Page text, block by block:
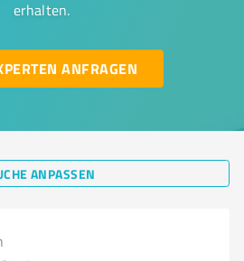
erhalten.
ANFRAGEN
ANPASSEN